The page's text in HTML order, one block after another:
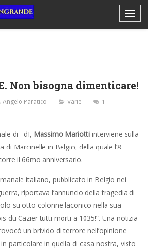
Non bisogna dimenticare!
Angelo Paratico Varie 1
di FdI, Massimo Mariotti interviene sulla
di Marcinelle in Belgio, della quale l’8
il 66mo anniversario.
italiano, pubblicato in Belgio nei
riportava l’annuncio della tragedia di
su otto colonne laconico nella sua
du Cazier tutti morti a 1035!”. Una notizia
un brivido di terrore nell’opinione
particolare in quella di casa nostra, visto